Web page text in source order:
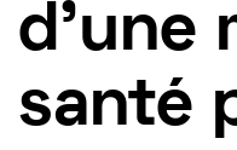
d'une
santé